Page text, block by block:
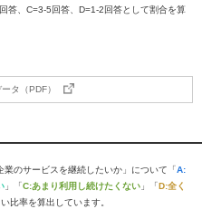
答、C=3-5回答、D=1-2回答として割合を算
タ（PDF）
のサービスを継続したいか」について「A:
」「C:あまり利用し続けたくない 」「D:全く
比率を算出しています。